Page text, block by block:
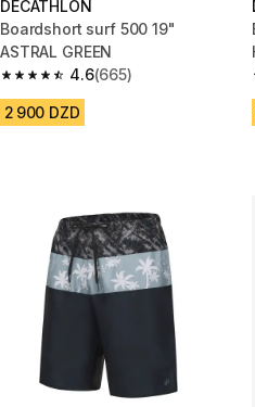
DECATHLON
Boardshort surf 500 19"
ASTRAL GREEN
4.6
4.6 out of 5 stars from 665
(665)
2 900 DZD